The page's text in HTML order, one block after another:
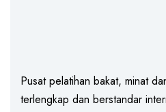
Pusat pelatihan bakat, minat
terlengkap dan berstandar